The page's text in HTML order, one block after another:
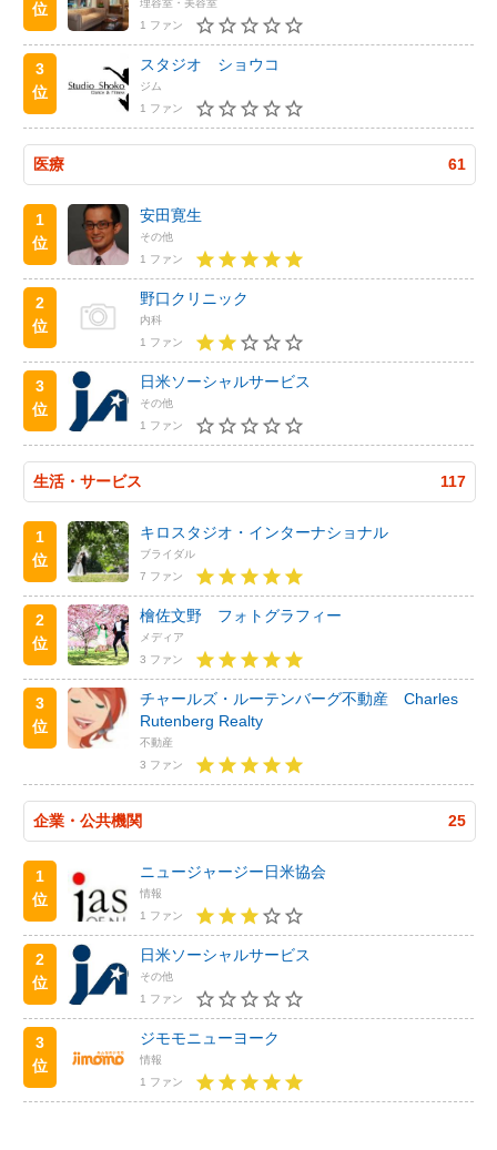
位
1 ファン
3
位
スタジオ ショウコ
ジム
1 ファン
医療 61
1
位
安田寛生
その他
1 ファン
2
位
野口クリニック
内科
1 ファン
3
位
日米ソーシャルサービス
その他
1 ファン
生活・サービス 117
1
位
キロスタジオ・インターナショナル
ブライダル
7 ファン
2
位
檜佐文野 フォトグラフィー
メディア
3 ファン
3
位
チャールズ・ルーテンバーグ不動産 Charles
Rutenberg Realty
不動産
3 ファン
企業・公共機関 25
1
位
ニュージャージー日米協会
情報
1 ファン
2
位
日米ソーシャルサービス
その他
1 ファン
3
位
ジモモニューヨーク
情報
1 ファン